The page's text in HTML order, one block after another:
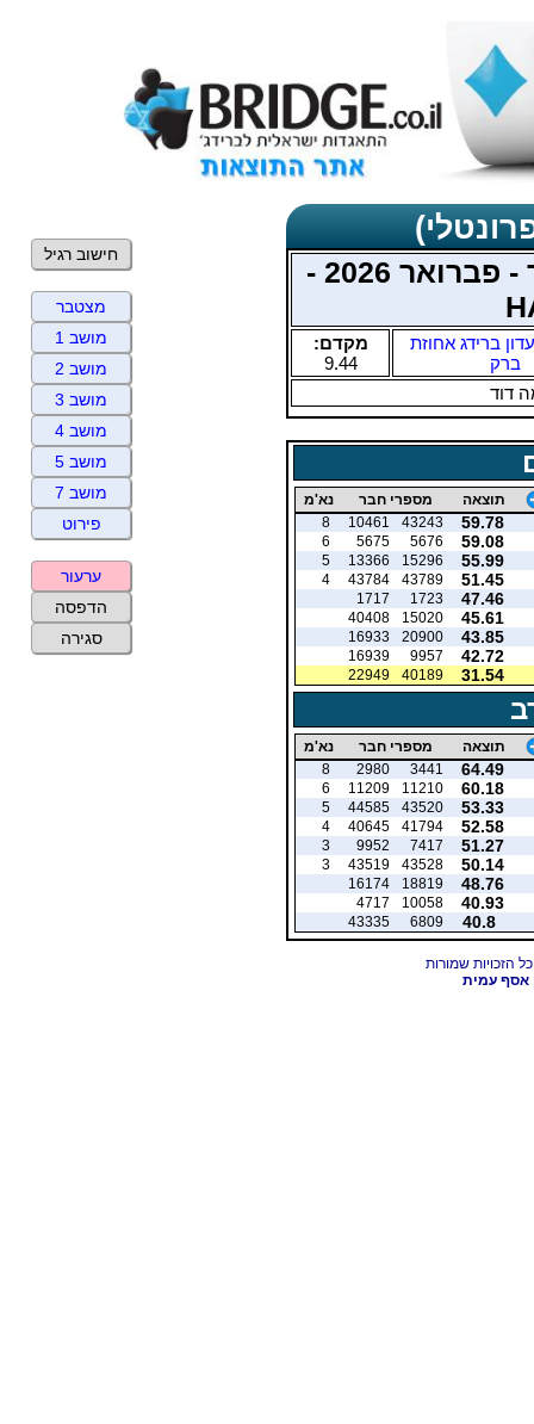
מועדון אחוזת ברק - ינואר - פברואר 2026 -
ברידג אחוזת
ברק
מקדם:
9.44
דוד
תוצאה מספרי חבר נא'מ
59.78
43243
10461
8
59.08
5676
5675
6
55.99
15296
13366
5
51.45
43789
43784
4
47.46
1723
1717
45.61
15020
40408
43.85
20900
16933
42.72
9957
16939
31.54
40189
22949
תוצאה מספרי חבר נא'מ
64.49
3441
2980
8
60.18
11210
11209
6
53.33
43520
44585
5
52.58
41794
40645
4
51.27
7417
9952
3
50.14
43528
43519
3
48.76
18819
16174
40.93
10058
4717
40.8
6809
43335
אסף עמית
חישוב רגיל
מצטבר
מושב 1
מושב 2
מושב 3
מושב 4
מושב 5
מושב 7
פירוט
ערעור
הדפסה
סגירה